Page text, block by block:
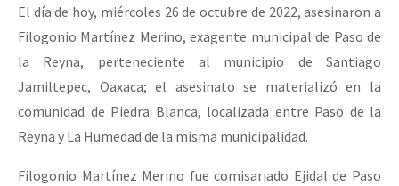
El día de hoy, miércoles 26 de octubre de 2022, asesinaron a
Filogonio Martínez Merino, exagente municipal de Paso de
la Reyna, perteneciente al municipio de Santiago
Jamiltepec, Oaxaca; el asesinato se materializó en la
comunidad de Piedra Blanca, localizada entre Paso de la
Reyna y La Humedad de la misma municipalidad.
Filogonio Martínez Merino fue comisariado Ejidal de Paso